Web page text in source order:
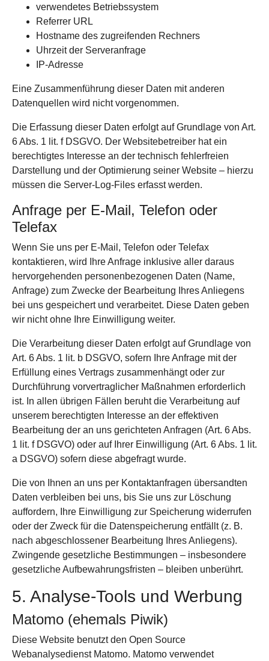
verwendetes Betriebssystem
Referrer URL
Hostname des zugreifenden Rechners
Uhrzeit der Serveranfrage
IP-Adresse
Eine Zusammenführung dieser Daten mit anderen
Datenquellen wird nicht vorgenommen.
Die Erfassung dieser Daten erfolgt auf Grundlage von Art.
6 Abs. 1 lit. f DSGVO. Der Websitebetreiber hat ein
berechtigtes Interesse an der technisch fehlerfreien
Darstellung und der Optimierung seiner Website – hierzu
müssen die Server-Log-Files erfasst werden.
Anfrage per E-Mail, Telefon oder
Telefax
Wenn Sie uns per E-Mail, Telefon oder Telefax
kontaktieren, wird Ihre Anfrage inklusive aller daraus
hervorgehenden personenbezogenen Daten (Name,
Anfrage) zum Zwecke der Bearbeitung Ihres Anliegens
bei uns gespeichert und verarbeitet. Diese Daten geben
wir nicht ohne Ihre Einwilligung weiter.
Die Verarbeitung dieser Daten erfolgt auf Grundlage von
Art. 6 Abs. 1 lit. b DSGVO, sofern Ihre Anfrage mit der
Erfüllung eines Vertrags zusammenhängt oder zur
Durchführung vorvertraglicher Maßnahmen erforderlich
ist. In allen übrigen Fällen beruht die Verarbeitung auf
unserem berechtigten Interesse an der effektiven
Bearbeitung der an uns gerichteten Anfragen (Art. 6 Abs.
1 lit. f DSGVO) oder auf Ihrer Einwilligung (Art. 6 Abs. 1 lit.
a DSGVO) sofern diese abgefragt wurde.
Die von Ihnen an uns per Kontaktanfragen übersandten
Daten verbleiben bei uns, bis Sie uns zur Löschung
auffordern, Ihre Einwilligung zur Speicherung widerrufen
oder der Zweck für die Datenspeicherung entfällt (z. B.
nach abgeschlossener Bearbeitung Ihres Anliegens).
Zwingende gesetzliche Bestimmungen – insbesondere
gesetzliche Aufbewahrungsfristen – bleiben unberührt.
5. Analyse-Tools und Werbung
Matomo (ehemals Piwik)
Diese Website benutzt den Open Source
Webanalysedienst Matomo. Matomo verwendet